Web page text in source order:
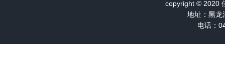
copyright © 2020
地址：黑龙
电话：